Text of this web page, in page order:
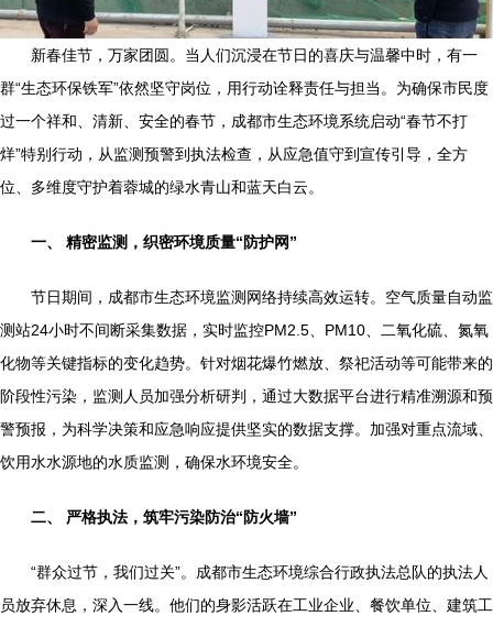
新春佳节，万家团圆。当人们沉浸在节日的喜庆与温馨中时，有一
群“生态环保铁军”依然坚守岗位，用行动诠释责任与担当。为确保市民度
过一个祥和、清新、安全的春节，成都市生态环境系统启动“春节不打
烊”特别行动，从监测预警到执法检查，从应急值守到宣传引导，全方
位、多维度守护着蓉城的绿水青山和蓝天白云。
一、 精密监测，织密环境质量“防护网”
节日期间，成都市生态环境监测网络持续高效运转。空气质量自动监
测站24小时不间断采集数据，实时监控PM2.5、PM10、二氧化硫、氮氧
化物等关键指标的变化趋势。针对烟花爆竹燃放、祭祀活动等可能带来的
阶段性污染，监测人员加强分析研判，通过大数据平台进行精准溯源和预
警预报，为科学决策和应急响应提供坚实的数据支撑。加强对重点流域、
饮用水水源地的水质监测，确保水环境安全。
二、 严格执法，筑牢污染防治“防火墙”
“群众过节，我们过关”。成都市生态环境综合行政执法总队的执法人
员放弃休息，深入一线。他们的身影活跃在工业企业、餐饮单位、建筑工